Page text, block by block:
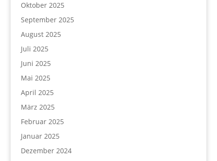
Oktober 2025
September 2025
August 2025
Juli 2025
Juni 2025
Mai 2025
April 2025
März 2025
Februar 2025
Januar 2025
Dezember 2024